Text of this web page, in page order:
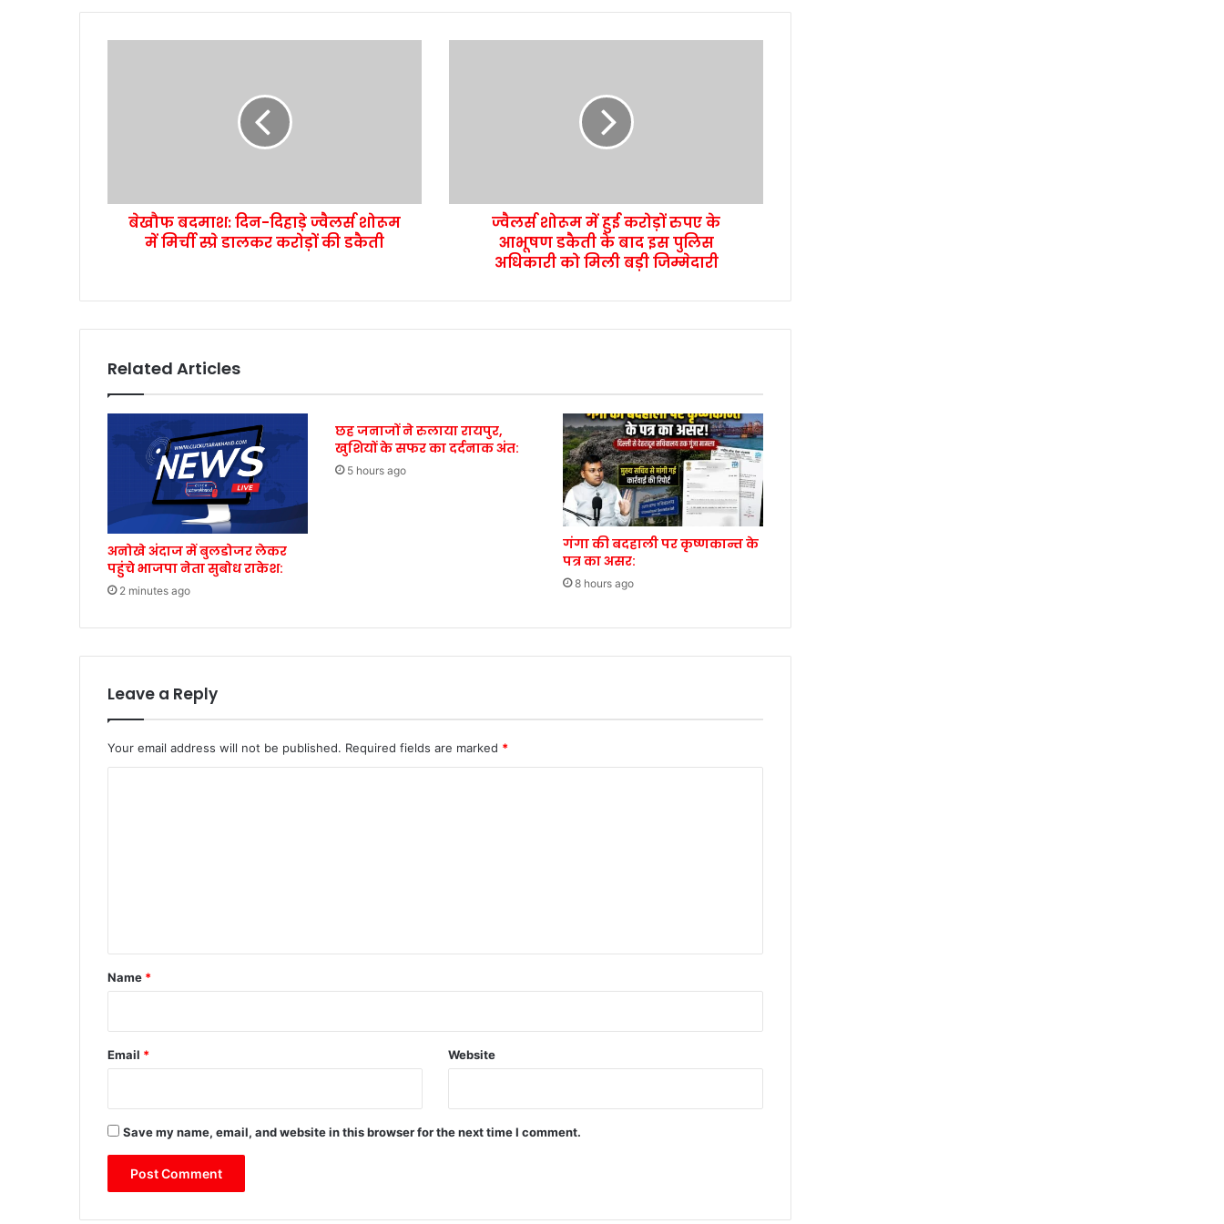
बेखौफ बदमाश: दिन-दिहाड़े ज्वैलर्स शोरूम
में मिर्ची स्प्रे डालकर करोड़ों की डकैती
ज्वैलर्स शोरूम में हुई करोड़ों रुपए के
आभूषण डकैती के बाद इस पुलिस
अधिकारी को मिली बड़ी जिम्मेदारी
Related Articles
अनोखे अंदाज में बुलडोजर लेकर
पहुंचे भाजपा नेता सुबोध राकेश:
2 minutes ago
छह जनाजों ने रुलाया रायपुर,
खुशियों के सफर का दर्दनाक अंत:
5 hours ago
गंगा की बदहाली पर कृष्णकान्त के
पत्र का असर:
8 hours ago
Leave a Reply
Your email address will not be published. Required fields are marked *
*
Name *
Email * Website
Save my name, email, and website in this browser for the next time I comment.